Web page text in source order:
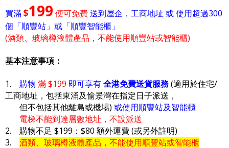
買滿$199 便可免費送到屋企，工商地址 或 使用超過300
個「順豐站」或「順豐智能櫃」
(酒類、玻璃樽液體產品，不能使用順豐站或智能櫃)
基本注意事項：
1. 購物 滿 $199 即可享有全港免費送貨服務(適用於住宅/
工商地址，包括東涌及愉景灣在指定日子派送，
但不包括其他離島或機場) 或使用順豐站及智能櫃
電梯不能到達層數地址，不設派送
2. 購物不足 $199：$80 額外運費 (或另外註明)
3. 酒類、玻璃樽液體產品，不能使用順豐站或智能櫃